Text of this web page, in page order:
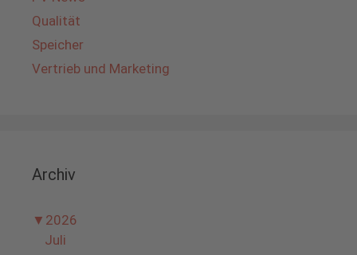
Qualität
Speicher
Vertrieb und Marketing
Archiv
▼ 2026
Juli